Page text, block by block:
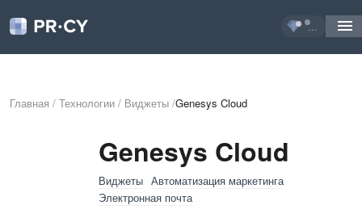
...
Главная / Технологии / Виджеты /Genesys Cloud
Genesys Cloud
Виджеты Автоматизация маркетинга
Электронная почта